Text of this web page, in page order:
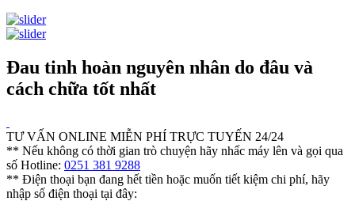
Đau tinh hoàn nguyên nhân do đâu và
cách chữa tốt nhất
TƯ VẤN ONLINE MIỄN PHÍ TRỰC TUYẾN 24/24
** Nếu không có thời gian trò chuyện hãy nhấc máy lên và gọi qua
số Hotline: 0251 381 9288
** Điện thoại bạn đang hết tiền hoặc muốn tiết kiệm chi phí, hãy
nhập số điện thoại tại đây: